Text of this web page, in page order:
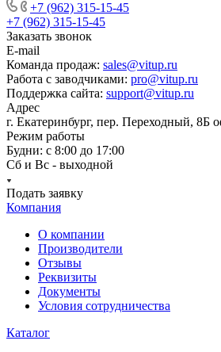
+7 (962) 315-15-45
+7 (962) 315-15-45
Заказать звонок
E-mail
Команда продаж: sales@vitup.ru
Работа с заводчиками: pro@vitup.ru
Поддержка сайта: support@vitup.ru
Адрес
г. Екатеринбург, пер. Переходный, 8Б
Режим работы
Будни: с 8:00 до 17:00
Сб и Вс - выходной
Подать заявку
Компания
О компании
Производители
Отзывы
Реквизиты
Документы
Условия сотрудничества
Каталог